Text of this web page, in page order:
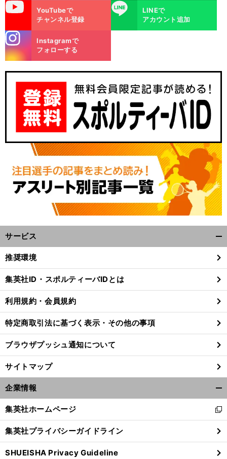
。
名
、
前
へ
YouTubeで
チャンネル登録
LINE
LINEで
アカウント追加
m
Instagramで
フォローする
サービス
閉
る
推奨環境
集英社ID・スポルティーバIDとは
利用規約・会員規約
特定商取引法に基づく表示・その他の事項
ブラウザプッシュ通知について
サイトマップ
企業情報
閉
る
集英社ホームページ
新
し
い
ウ
ィ
集英社プライバシーガイドライン
SHUEISHA Privacy Guideline